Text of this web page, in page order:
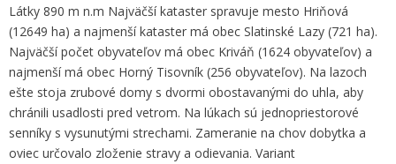
Látky 890 m n.m Najväčší kataster spravuje mesto Hriňová
(12649 ha) a najmenší kataster má obec Slatinské Lazy (721 ha).
Najväčší počet obyvateľov má obec Kriváň (1624 obyvateľov) a
najmenší má obec Horný Tisovník (256 obyvateľov). Na lazoch
ešte stoja zrubové domy s dvormi obostavanými do uhla, aby
chránili usadlosti pred vetrom. Na lúkach sú jednopriestorové
senníky s vysunutými strechami. Zameranie na chov dobytka a
oviec určovalo zloženie stravy a odievania. Variant